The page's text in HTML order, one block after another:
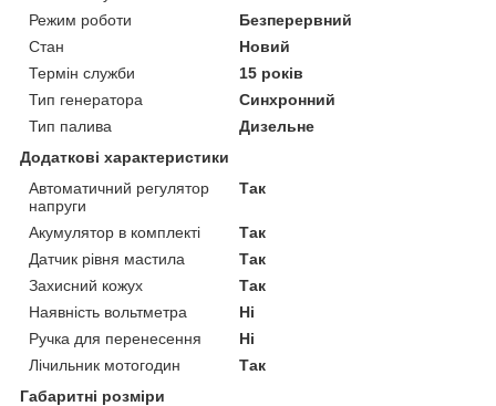
Режим роботи
Безперервний
Стан
Новий
Термін служби
15 років
Тип генератора
Синхронний
Тип палива
Дизельне
Додаткові характеристики
Автоматичний регулятор
напруги
Так
Акумулятор в комплекті
Так
Датчик рівня мастила
Так
Захисний кожух
Так
Наявність вольтметра
Ні
Ручка для перенесення
Ні
Лічильник мотогодин
Так
Габаритні розміри